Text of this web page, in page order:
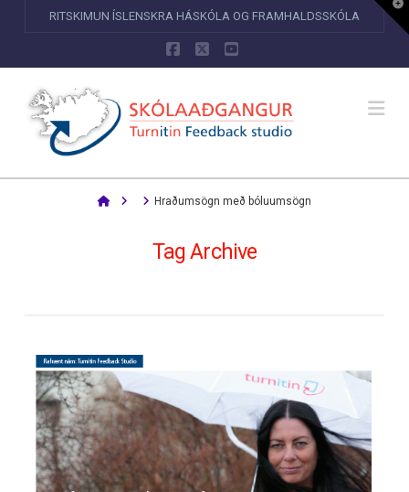
RITSKIMUN ÍSLENSKRA HÁSKÓLA OG FRAMHALDSSKÓLA
Facebook
X YouTube
Home Hraðumsögn með bóluumsögn
Tag Archive